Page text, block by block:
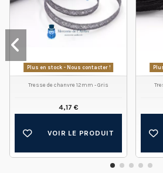
Plus en stock - Nous contacter !
Tresse de chanvre 12mm - Gris
4,17 €
VOIR LE PRODUIT